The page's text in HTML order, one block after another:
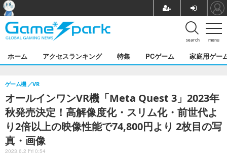
menu
search
ホーム アクセスランキング 特集 PCゲーム 家庭用ゲー
オールインワンVR機「Meta Quest 3」2023年
秋発売決定！高解像度化・スリム化・前世代よ
り2倍以上の映像性能で74,800円より 2枚目の写
真・画像
ゲーム機 VR
2023.6.2 Fri 0:54